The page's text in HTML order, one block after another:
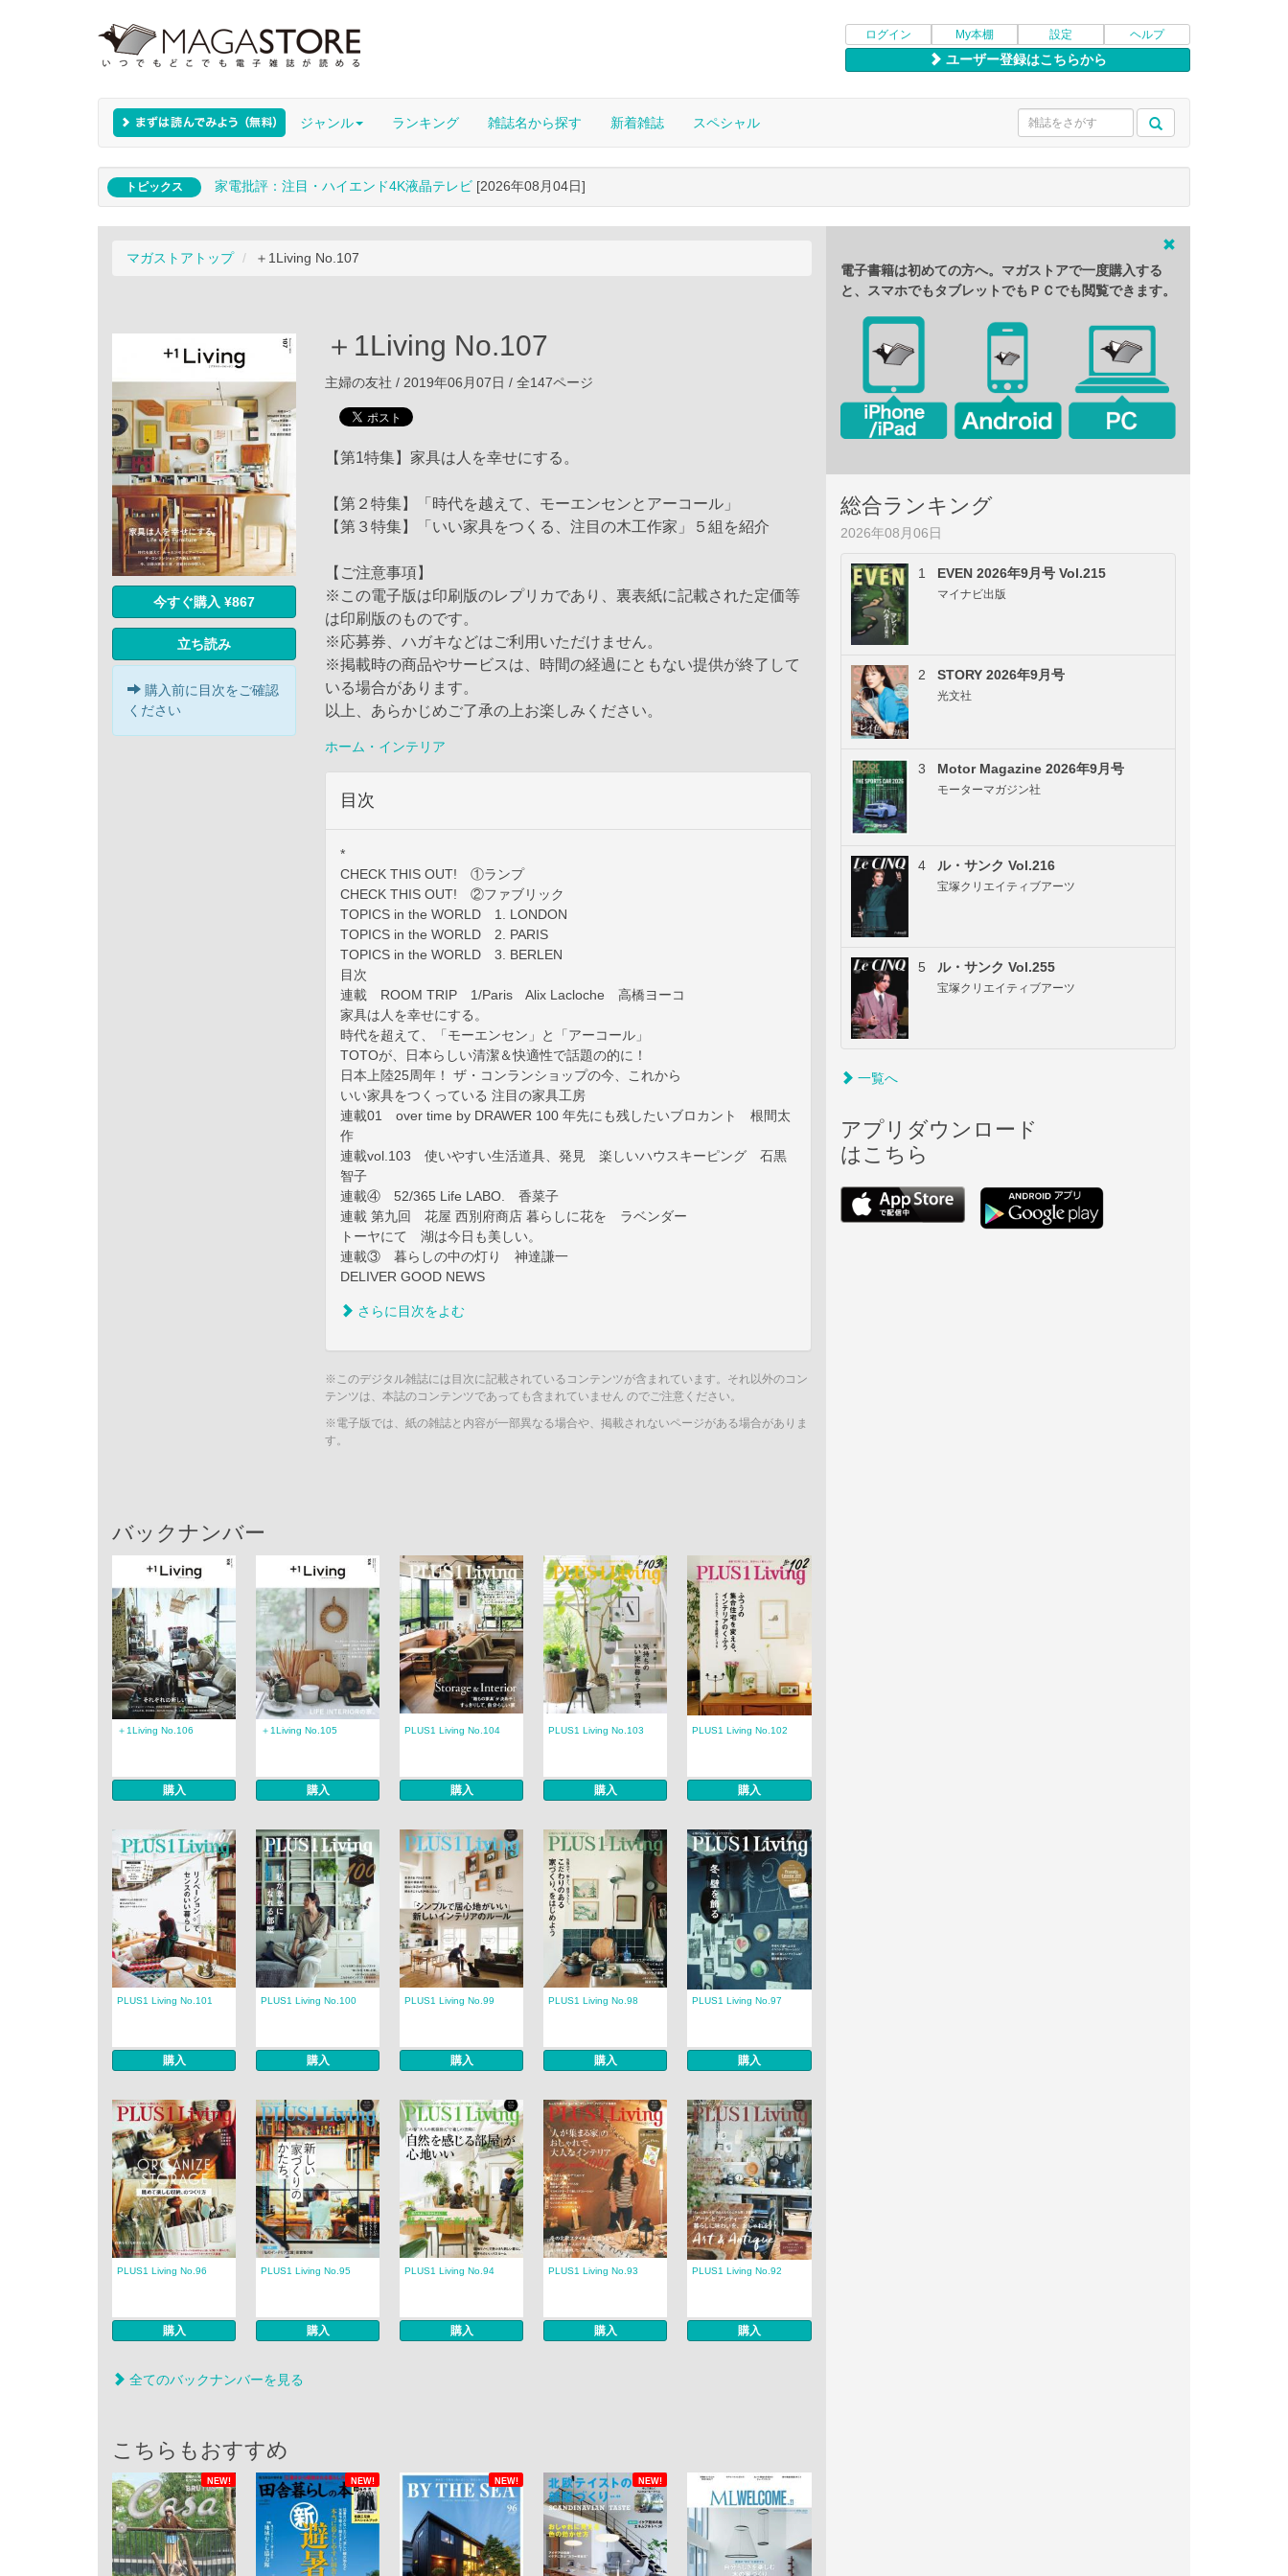
ログイン My本棚 設定 ヘルプ
ユーザー登録はこちらから
ジャンル ランキング 雑誌名から探す 新着雑誌 スペシャル
トピックス 家電批評：注目・ハイエンド4K液晶テレビ [2026年08月04日]
マガストアトップ ＋1Living No.107
今すぐ購入 ¥867
立ち読み
購入前に目次をご確認
ください
＋1Living No.107
主婦の友社 / 2019年06月07日 / 全147ページ
【第1特集】家具は人を幸せにする。
【第２特集】「時代を越えて、モーエンセンとアーコール」
【第３特集】「いい家具をつくる、注目の木工作家」５組を紹介
【ご注意事項】
※この電子版は印刷版のレプリカであり、裏表紙に記載された定価等
は印刷版のものです。
※応募券、ハガキなどはご利用いただけません。
※掲載時の商品やサービスは、時間の経過にともない提供が終了して
いる場合があります。
以上、あらかじめご了承の上お楽しみください。
ホーム・インテリア
目次
*
CHECK THIS OUT! ①ランプ
CHECK THIS OUT! ②ファブリック
TOPICS in the WORLD 1. LONDON
TOPICS in the WORLD 2. PARIS
TOPICS in the WORLD 3. BERLEN
目次
連載 ROOM TRIP 1/Paris Alix Lacloche 高橋ヨーコ
家具は人を幸せにする。
時代を超えて、「モーエンセン」と「アーコール」
TOTOが、日本らしい清潔＆快適性で話題の的に！
日本上陸25周年！ ザ・コンランショップの今、これから
いい家具をつくっている 注目の家具工房
連載01 over time by DRAWER 100 年先にも残したいブロカント 根間太
作
連載vol.103 使いやすい生活道具、発見 楽しいハウスキーピング 石黒
智子
連載④ 52/365 Life LABO. 香菜子
連載 第九回 花屋 西別府商店 暮らしに花を ラベンダー
トーヤにて 湖は今日も美しい。
連載③ 暮らしの中の灯り 神達謙一
DELIVER GOOD NEWS
さらに目次をよむ
※このデジタル雑誌には目次に記載されているコンテンツが含まれています。それ以外のコン
テンツは、本誌のコンテンツであっても含まれていません のでご注意ください。
※電子版では、紙の雑誌と内容が一部異なる場合や、掲載されないページがある場合がありま
す。
バックナンバー
＋1Living No.106
購入
＋1Living No.105
購入
PLUS1 Living No.104
購入
PLUS1 Living No.103
購入
PLUS1 Living No.102
購入
PLUS1 Living No.101
購入
PLUS1 Living No.100
購入
PLUS1 Living No.99
購入
PLUS1 Living No.98
購入
PLUS1 Living No.97
購入
PLUS1 Living No.96
購入
PLUS1 Living No.95
購入
PLUS1 Living No.94
購入
PLUS1 Living No.93
購入
PLUS1 Living No.92
購入
全てのバックナンバーを見る
こちらもおすすめ
NEW! NEW! NEW! NEW!
電子書籍は初めての方へ。マガストアで一度購入する
と、スマホでもタブレットでもＰＣでも閲覧できます。
総合ランキング
2026年08月06日
1 EVEN 2026年9月号 Vol.215
マイナビ出版
2 STORY 2026年9月号
光文社
3 Motor Magazine 2026年9月号
モーターマガジン社
4 ル・サンク Vol.216
宝塚クリエイティブアーツ
5 ル・サンク Vol.255
宝塚クリエイティブアーツ
一覧へ
アプリダウンロード
はこちら